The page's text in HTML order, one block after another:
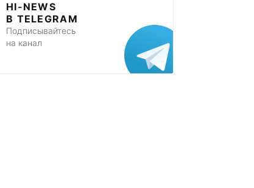
HI-NEWS
В TELEGRAM
Подписывайтесь
на канал